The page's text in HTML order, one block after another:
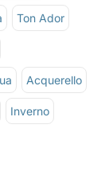
Ton Ador
Acquerello
Inverno